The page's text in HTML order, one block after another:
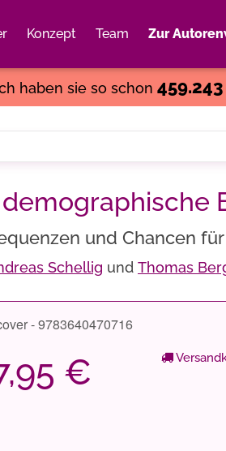
Konzept Team Zur
haben sie so schon
demographische
und Chancen
Schellig und Thomas
- 9783640470716
€